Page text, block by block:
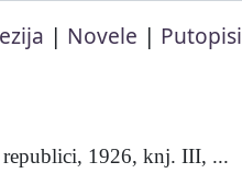
| Novele | Putopisi
1926, knj. III, ...